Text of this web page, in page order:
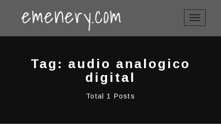
TOGGLE
Tag: audio analogico
digital
Total 1 Posts